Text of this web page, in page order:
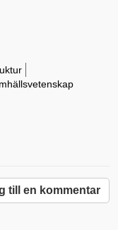
till en kommentar